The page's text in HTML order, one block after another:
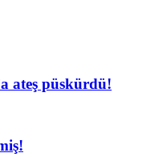
ateş püskürdü!